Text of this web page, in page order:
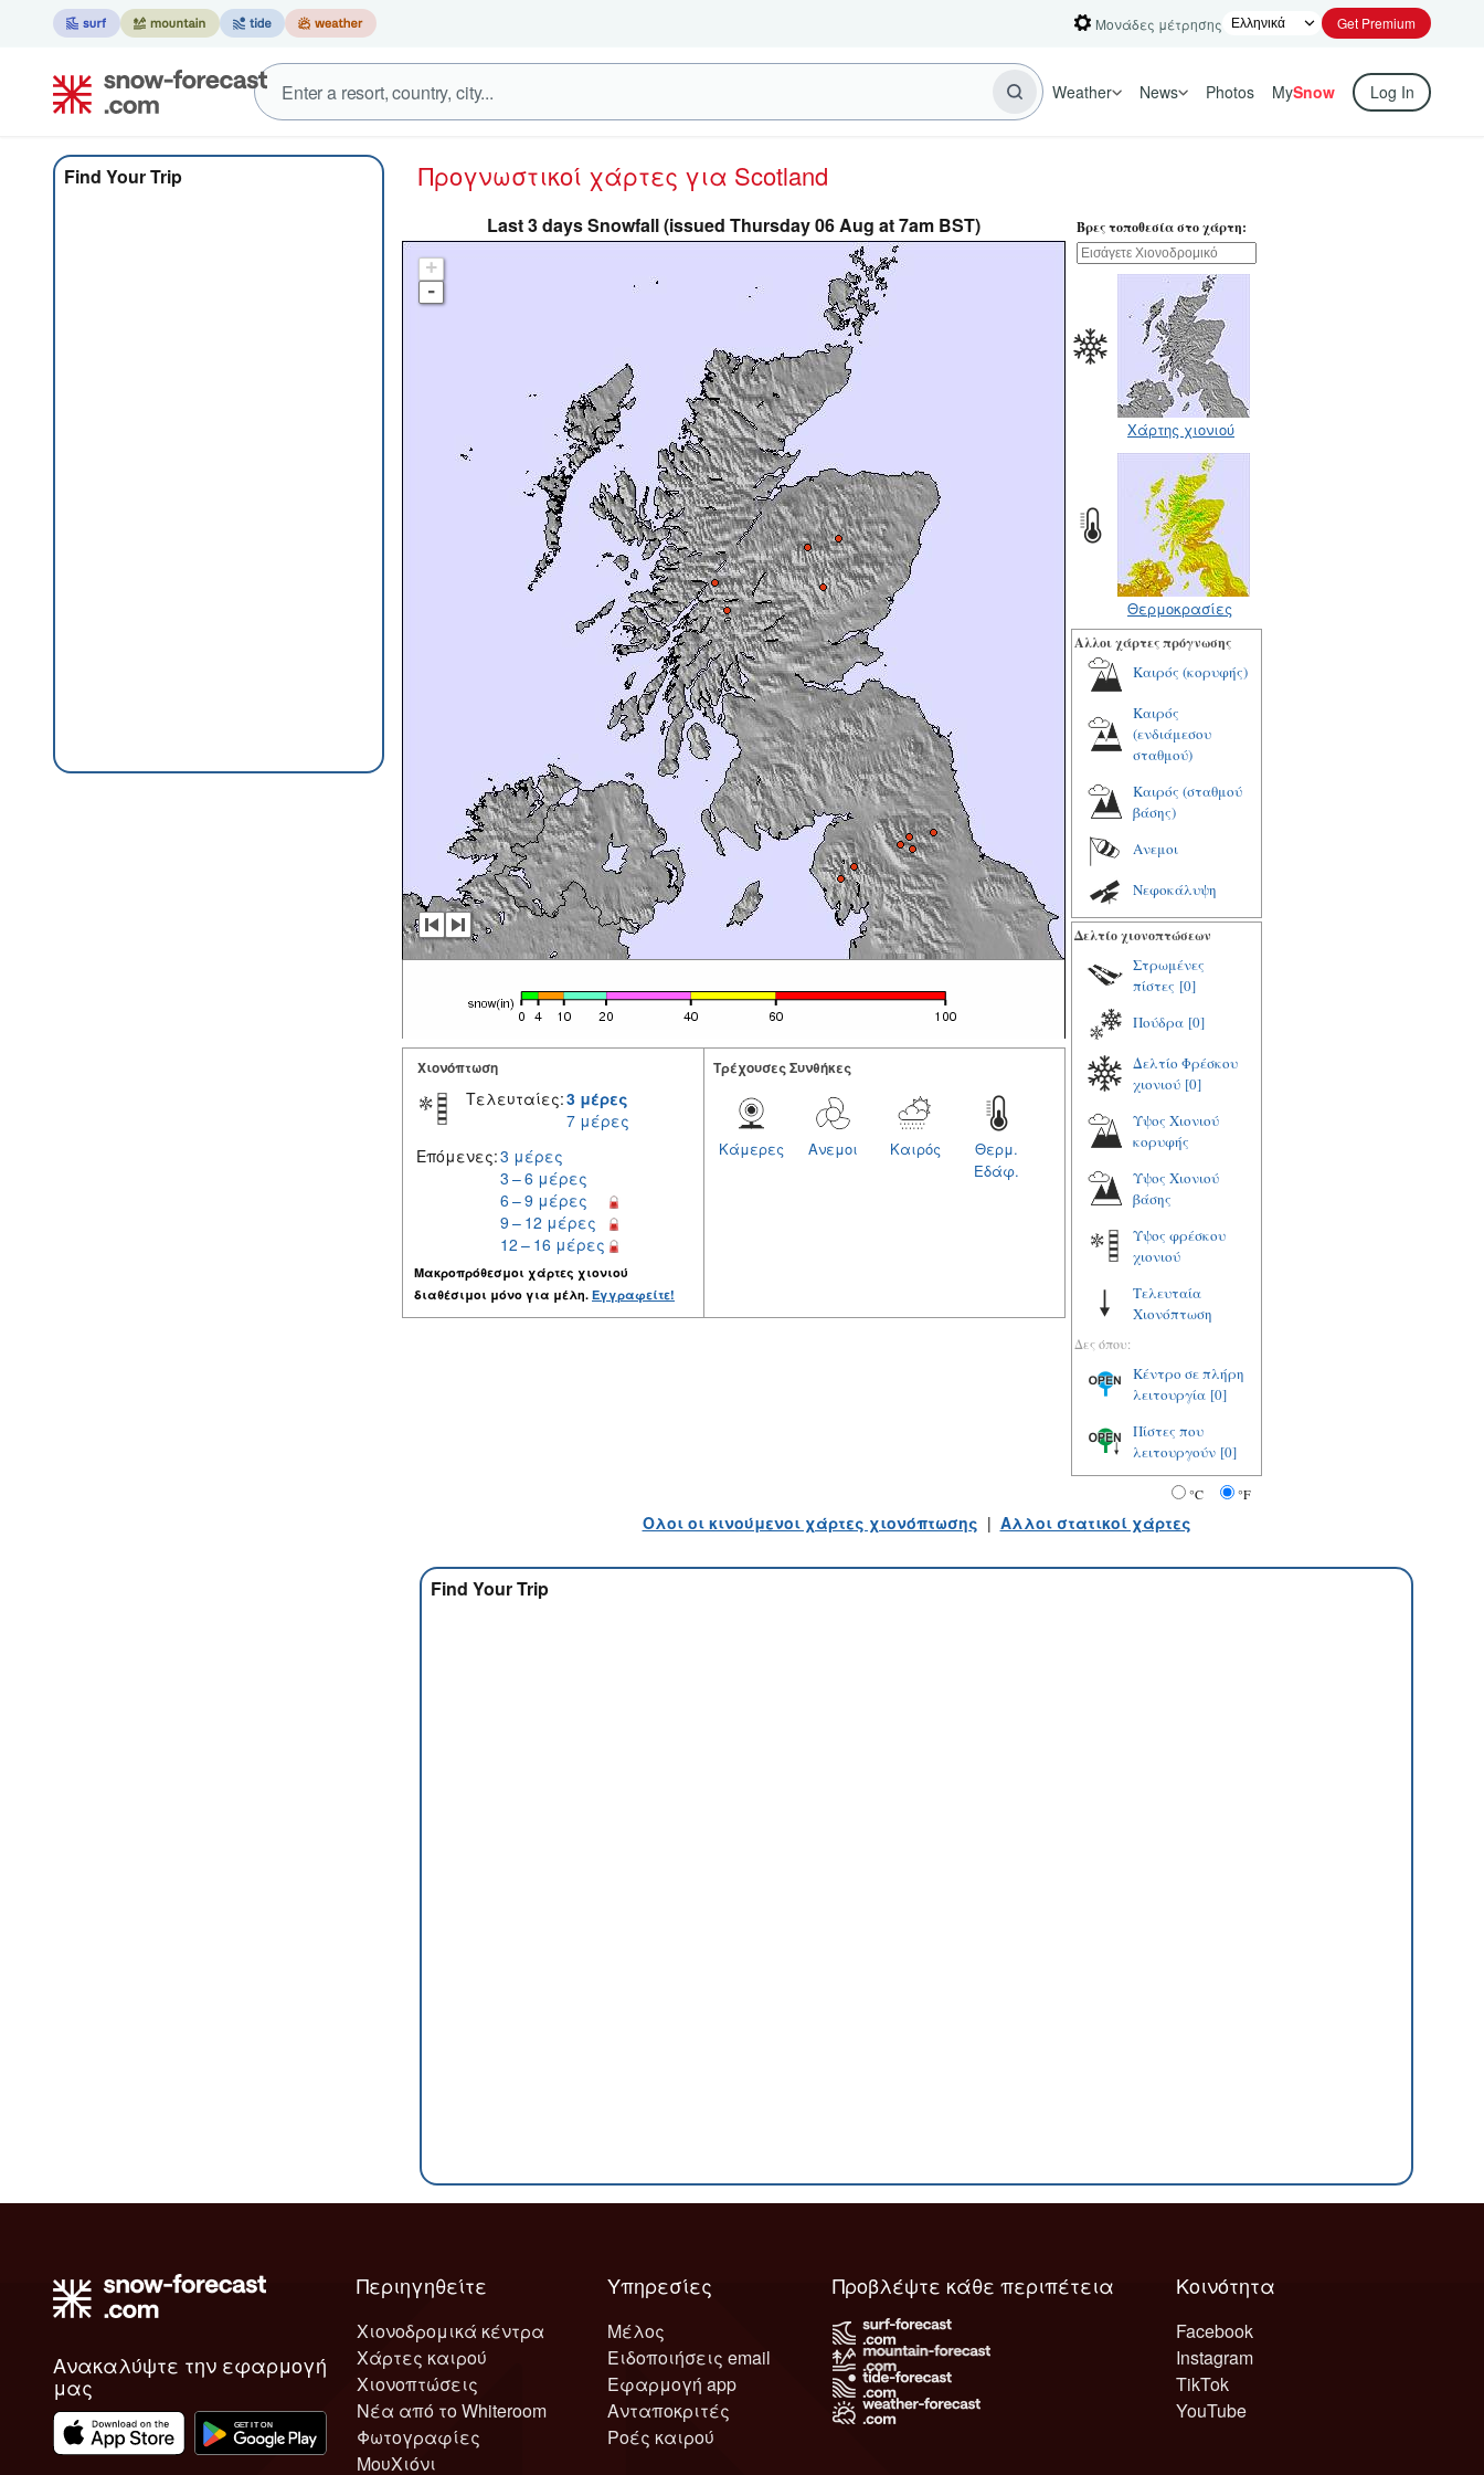
Μονάδες μέτρησης Get Premium
Weather News Photos MySnow Log In
Find Your Trip Προγνωστικοί χάρτες για Scotland
Last 3 days Snowfall (issued Thursday 06 Aug at 7am BST)
+
-
Χιονόπτωση
Τελευταίες:3 μέρες
7 μέρες
Επόμενες:3 μέρες
3 – 6 μέρες
6 – 9 μέρες
9 – 12 μέρες
12 – 16 μέρες
Μακροπρόθεσμοι χάρτες χιονιού
διαθέσιμοι μόνο για μέλη. Εγγραφείτε!
Tρέχουσες Συνθήκες
Θερμ.
Εδάφ.
Καιρός
Ανεμοι
Κάμερες
Βρες τοποθεσία στο χάρτη:
Χάρτης χιονιού
Θερμοκρασίες
Αλλοι χάρτες πρόγνωσης
Καιρός (κορυφής)
Καιρός
(ενδιάμεσου
σταθμού)
Καιρός (σταθμού
βάσης)
Ανεμοι
Νεφοκάλυψη
Δελτίο χιονοπτώσεων
Στρωμένες
πίστες [0]
Πούδρα [0]
Δελτίο Φρέσκου
χιονιού [0]
Υψος Χιονιού
κορυφής
Υψος Χιονιού
βάσης
Υψος φρέσκου
χιονιού
Τελευταία
Χιονόπτωση
Δες όπου:
Κέντρο σε πλήρη
λειτουργία [0]
Πίστες που
λειτουργούν [0]
°C °F
Ολοι οι κινούμενοι χάρτες χιονόπτωσης | Αλλοι στατικοί χάρτες
Find Your Trip
Ανακαλύψτε την εφαρμογή
μας
Περιηγηθείτε
Χιονοδρομικά κέντρα
Χάρτες καιρού
Χιονοπτώσεις
Νέα από το Whiteroom
Φωτογραφίες
ΜουΧιόνι
Υπηρεσίες
Μέλος
Ειδοποιήσεις email
Εφαρμογή app
Ανταποκριτές
Ροές καιρού
Κοινότητα
Facebook
Instagram
TikTok
YouTube
Προβλέψτε κάθε περιπέτεια